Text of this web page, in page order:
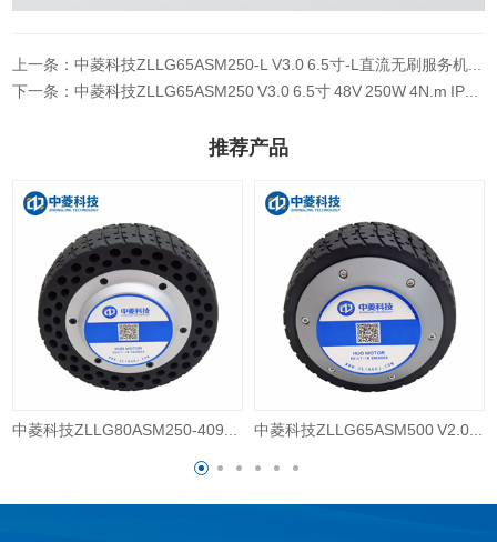
上一条：中菱科技ZLLG65ASM250-L V3.0 6.5寸-L直流无刷服务机器人内置编码器双轴轮毂伺服电机
下一条：中菱科技ZLLG65ASM250 V3.0 6.5寸 48V 250W 4N.m IP65 带编码器机器人轮毂伺服电机
推荐产品
中菱科技ZLLG80ASM250-4096 V2.18 8寸4096线伺服轮毂电机驱动器24V直流电机器人AGV编码器 中菱科技ZLLG65ASM500 V2.09 6.5寸大扭矩轮毂伺服电机AGV机器人48V直流电编码器